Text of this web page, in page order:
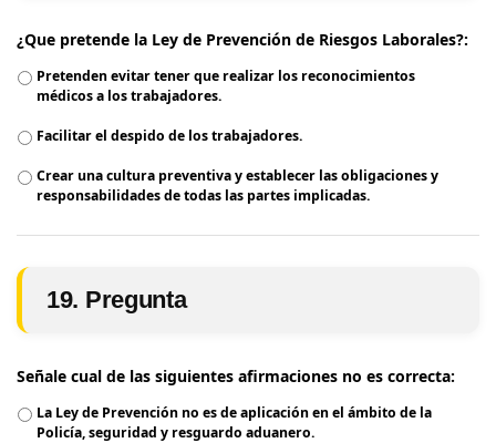
¿Que pretende la Ley de Prevención de Riesgos Laborales?:
Pretenden evitar tener que realizar los reconocimientos
médicos a los trabajadores.
Facilitar el despido de los trabajadores.
Crear una cultura preventiva y establecer las obligaciones y
responsabilidades de todas las partes implicadas.
19. Pregunta
Señale cual de las siguientes afirmaciones no es correcta:
La Ley de Prevención no es de aplicación en el ámbito de la
Policía, seguridad y resguardo aduanero.